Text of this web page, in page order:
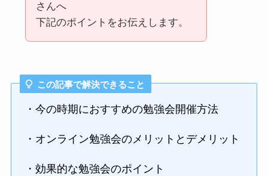
さんへ
下記のポイントをお伝えします。
この記事で解決できること
・今の時期におすすめの勉強会開催方法
・オンライン勉強会のメリットとデメリット
・効果的な勉強会のポイント